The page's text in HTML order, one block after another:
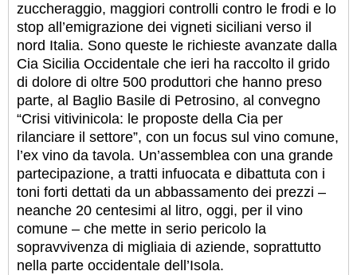
zuccheraggio, maggiori controlli contro le frodi e lo
stop all’emigrazione dei vigneti siciliani verso il
nord Italia. Sono queste le richieste avanzate dalla
Cia Sicilia Occidentale che ieri ha raccolto il grido
di dolore di oltre 500 produttori che hanno preso
parte, al Baglio Basile di Petrosino, al convegno
“Crisi vitivinicola: le proposte della Cia per
rilanciare il settore”, con un focus sul vino comune,
l’ex vino da tavola. Un’assemblea con una grande
partecipazione, a tratti infuocata e dibattuta con i
toni forti dettati da un abbassamento dei prezzi –
neanche 20 centesimi al litro, oggi, per il vino
comune – che mette in serio pericolo la
sopravvivenza di migliaia di aziende, soprattutto
nella parte occidentale dell’Isola.